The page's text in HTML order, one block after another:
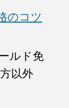
のコツ
ルド免
以外